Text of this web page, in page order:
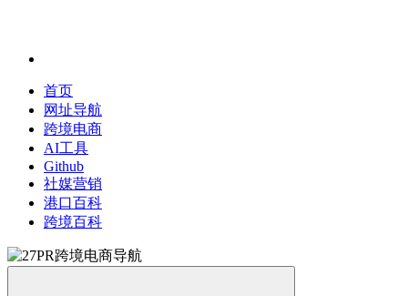
首页
网址导航
跨境电商
AI工具
Github
社媒营销
港口百科
跨境百科